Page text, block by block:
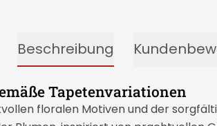
Beschreibung
Tapetenvariationen
floralen Motiven und der